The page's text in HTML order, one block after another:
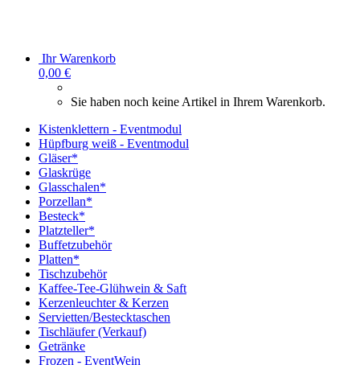
Ihr Warenkorb
0,00 €
Sie haben noch keine Artikel in Ihrem Warenkorb.
Kistenklettern - Eventmodul
Hüpfburg weiß - Eventmodul
Gläser*
Glaskrüge
Glasschalen*
Porzellan*
Besteck*
Platzteller*
Buffetzubehör
Platten*
Tischzubehör
Kaffee-Tee-Glühwein & Saft
Kerzenleuchter & Kerzen
Servietten/Bestecktaschen
Tischläufer (Verkauf)
Getränke
Frozen - EventWein